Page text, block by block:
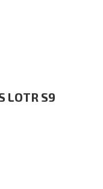
LOTR S9